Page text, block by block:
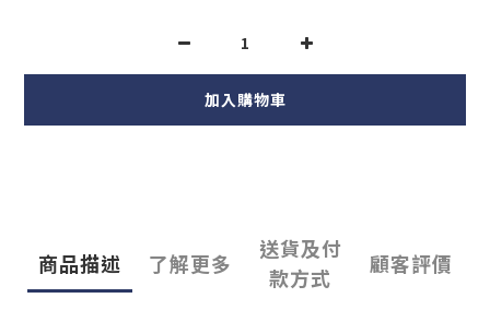
加入購物車
商品描述 了解更多
送貨及付
款方式
顧客評價